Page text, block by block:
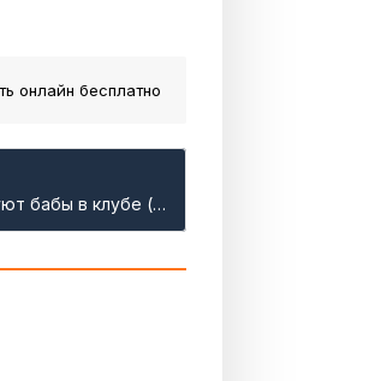
онлайн бесплатно
Ганвест - Танцуют бабы в клубе (Полная Версия)